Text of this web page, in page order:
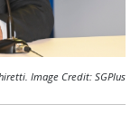
Image Credit: SGPlus